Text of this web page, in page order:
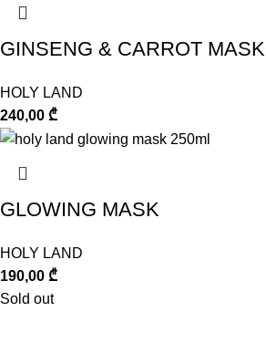
GINSENG & CARROT MASK
HOLY LAND
240,00 ₾
GLOWING MASK
HOLY LAND
190,00 ₾
Sold out